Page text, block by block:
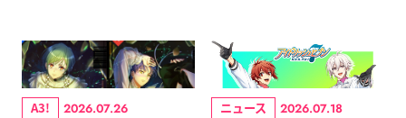
A3! 2026.07.26 ニュース 2026.07.18